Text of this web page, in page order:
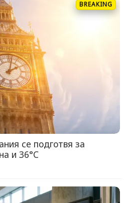
BREAKING
се подготвя за
и 36°C